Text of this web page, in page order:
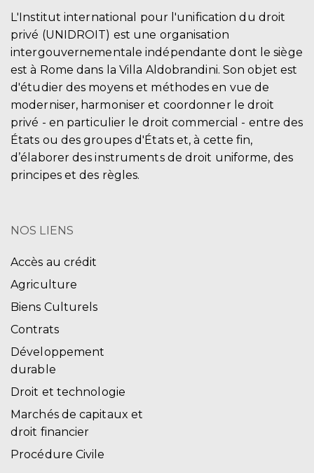
L'Institut international pour l'unification du droit
privé (UNIDROIT) est une organisation
intergouvernementale indépendante dont le siège
est à Rome dans la Villa Aldobrandini. Son objet est
d'étudier des moyens et méthodes en vue de
moderniser, harmoniser et coordonner le droit
privé - en particulier le droit commercial - entre des
États ou des groupes d'États et, à cette fin,
d’élaborer des instruments de droit uniforme, des
principes et des règles.
NOS LIENS
Accès au crédit
Agriculture
Biens Culturels
Contrats
Développement
durable
Droit et technologie
Marchés de capitaux et
droit financier
Procédure Civile